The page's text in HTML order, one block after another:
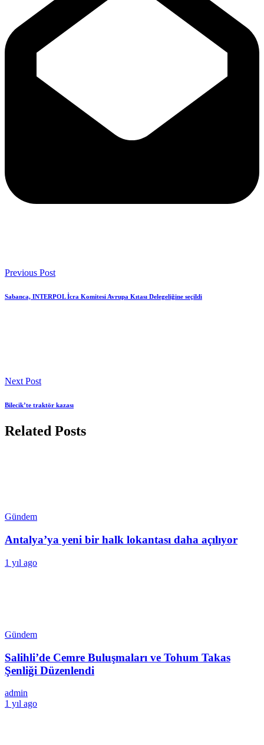
Previous Post
Sabanca, INTERPOL İcra Komitesi Avrupa Kıtası Delegeliğine seçildi
Next Post
Bilecik’te traktör kazası
Related Posts
Gündem
Antalya’ya yeni bir halk lokantası daha açılıyor
1 yıl ago
Gündem
Salihli’de Cemre Buluşmaları ve Tohum Takas
Şenliği Düzenlendi
admin
1 yıl ago